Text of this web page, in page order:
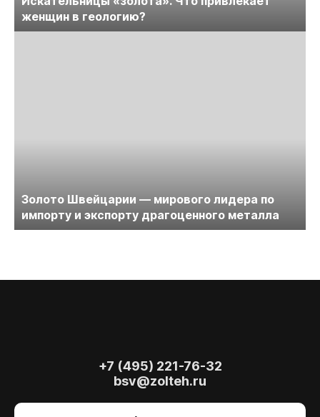
женщин в геологию?
Золото Швейцарии — мирового лидера по
импорту и экспорту драгоценного металла
+7 (495) 221-76-32
bsv@zolteh.ru